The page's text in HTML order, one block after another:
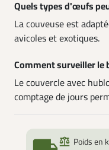
Quels types d'œufs
La couveuse est
avicoles et exotiques.
Comment surveiller le
Le couvercle avec
comptage de jours
Poids en